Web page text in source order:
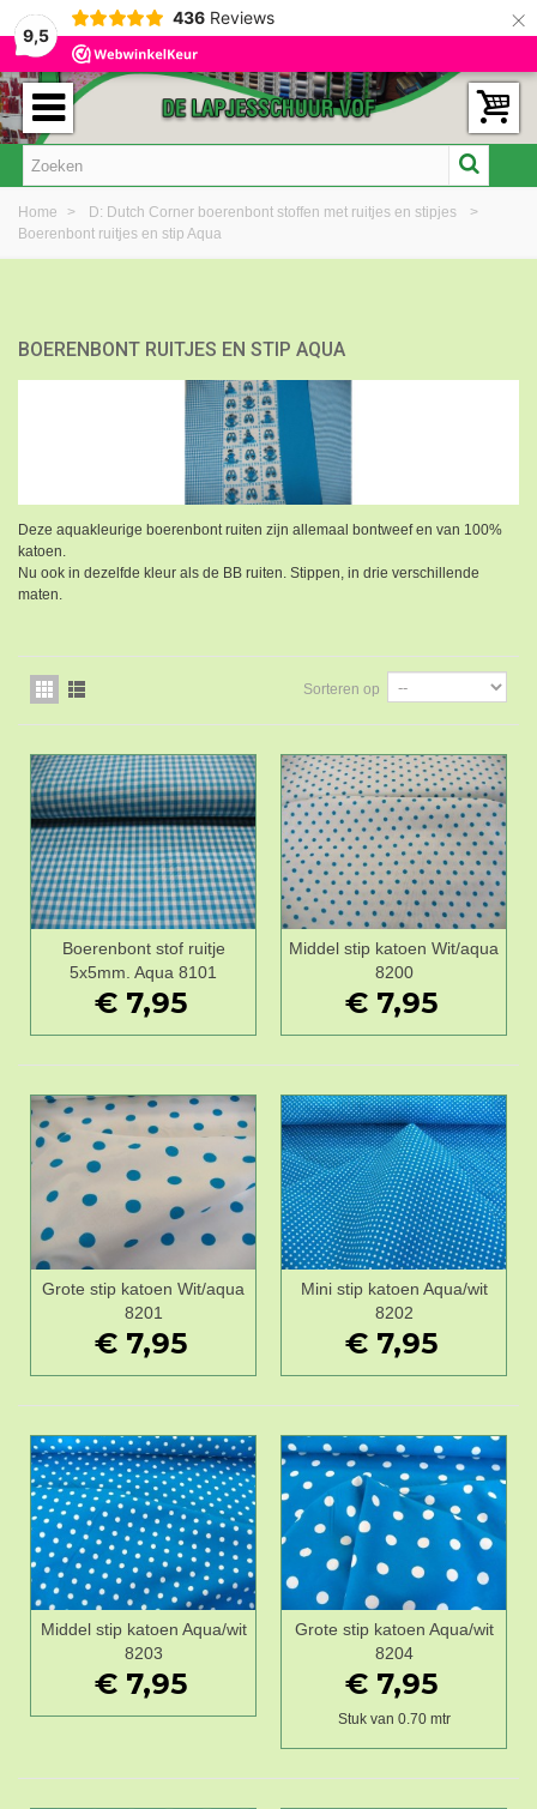
9,5
436 Reviews ×
Home > D: Dutch Corner boerenbont stoffen met ruitjes en stipjes
>
Boerenbont ruitjes en stip Aqua
BOERENBONT RUITJES EN STIP AQUA
Deze aquakleurige boerenbont ruiten zijn allemaal bontweef en van 100%
katoen.
Nu ook in dezelfde kleur als de BB ruiten. Stippen, in drie verschillende
maten.
Sorteren op
Boerenbont stof ruitje
5x5mm. Aqua 8101
€ 7,95
Middel stip katoen Wit/aqua
8200
€ 7,95
Grote stip katoen Wit/aqua
8201
€ 7,95
Mini stip katoen Aqua/wit
8202
€ 7,95
Middel stip katoen Aqua/wit
8203
€ 7,95
Grote stip katoen Aqua/wit
8204
€ 7,95
Stuk van 0.70 mtr